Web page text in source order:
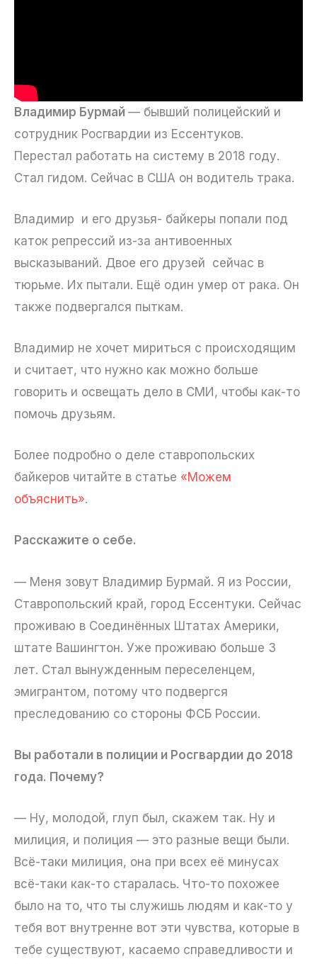
Владимир Бурмай — бывший полицейский и
сотрудник Росгвардии из Ессентуков.
Перестал работать на систему в 2018 году.
Стал гидом. Сейчас в США он водитель трака.
Владимир и его друзья- байкеры попали под
каток репрессий из-за антивоенных
высказываний. Двое его друзей сейчас в
тюрьме. Их пытали. Ещё один умер от рака. Он
также подвергался пыткам.
Владимир не хочет мириться с происходящим
и считает, что нужно как можно больше
говорить и освещать дело в СМИ, чтобы как-то
помочь друзьям.
Более подробно о деле ставропольских
байкеров читайте в статье «Можем
объяснить».
Расскажите о себе.
— Меня зовут Владимир Бурмай. Я из России,
Ставропольский край, город Ессентуки. Сейчас
проживаю в Соединённых Штатах Америки,
штате Вашингтон. Уже проживаю больше 3
лет. Стал вынужденным переселенцем,
эмигрантом, потому что подвергся
преследованию со стороны ФСБ России.
Вы работали в полиции и Росгвардии до 2018
года. Почему?
— Ну, молодой, глуп был, скажем так. Ну и
милиция, и полиция — это разные вещи были.
Всё-таки милиция, она при всех её минусах
всё-таки как-то старалась. Что-то похожее
было на то, что ты служишь людям и как-то у
тебя вот внутренне вот эти чувства, которые в
тебе существуют, касаемо справедливости и